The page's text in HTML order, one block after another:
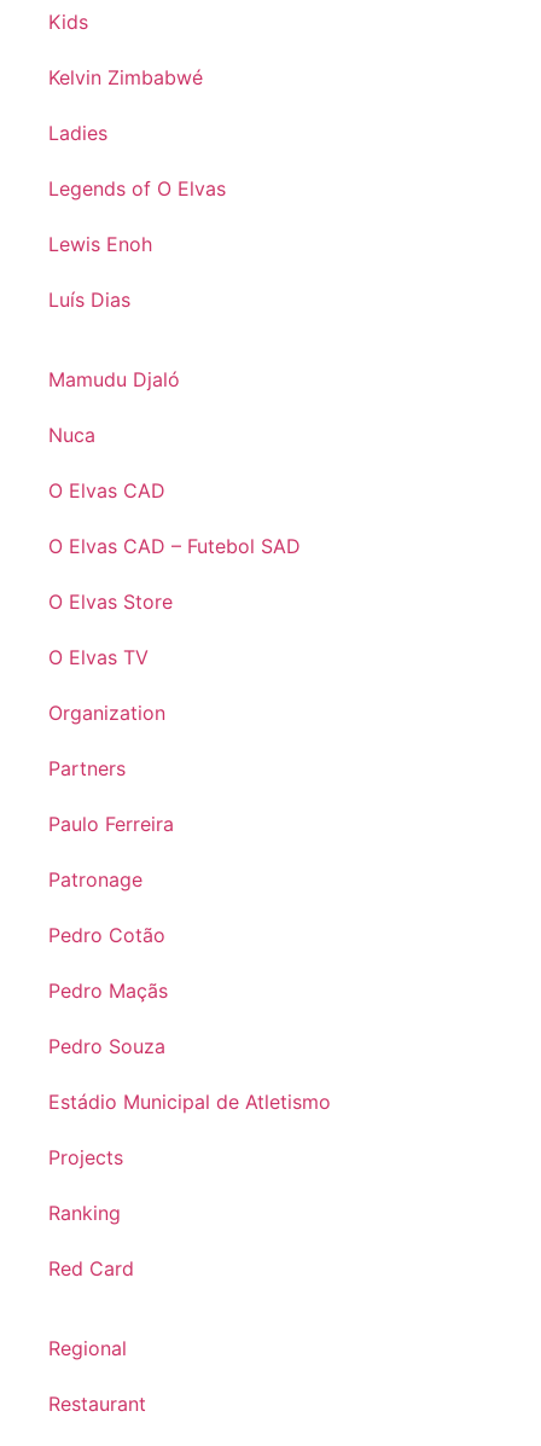
Kids
Kelvin Zimbabwé
Ladies
Legends of O Elvas
Lewis Enoh
Luís Dias
Mamudu Djaló
Nuca
O Elvas CAD
O Elvas CAD – Futebol SAD
O Elvas Store
O Elvas TV
Organization
Partners
Paulo Ferreira
Patronage
Pedro Cotão
Pedro Maçãs
Pedro Souza
Estádio Municipal de Atletismo
Projects
Ranking
Red Card
Regional
Restaurant